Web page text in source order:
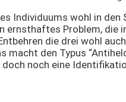
Individuums wohl in den
ernsthaftes Problem, die
die drei wohl
macht den Typus
noch eine